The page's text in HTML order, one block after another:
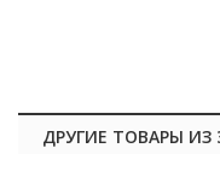
ДРУГИЕ ТОВАРЫ